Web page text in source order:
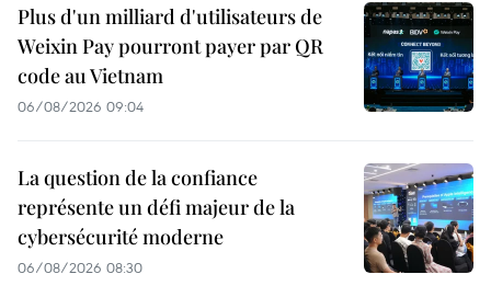
Plus d'un milliard d'utilisateurs de
Weixin Pay pourront payer par QR
code au Vietnam
06/08/2026 09:04
La question de la confiance
représente un défi majeur de la
cybersécurité moderne
06/08/2026 08:30